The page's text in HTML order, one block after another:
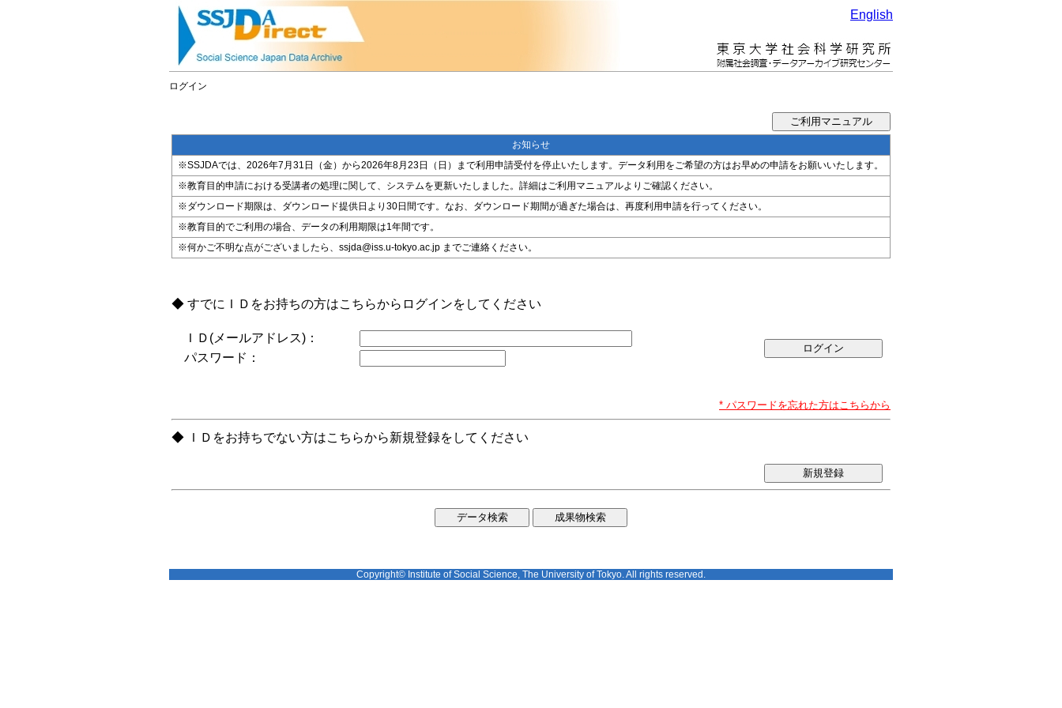
English
ログイン
お知らせ
※SSJDAでは、2026年7月31日（金）から2026年8月23日（日）まで利用申請受付を停止いたします。データ利用をご希望の方はお早めの申請をお願いいたします。
※教育目的申請における受講者の処理に関して、システムを更新いたしました。詳細はご利用マニュアルよりご確認ください。
※ダウンロード期限は、ダウンロード提供日より30日間です。なお、ダウンロード期間が過ぎた場合は、再度利用申請を行ってください。
※教育目的でご利用の場合、データの利用期限は1年間です。
※何かご不明な点がございましたら、ssjda@iss.u-tokyo.ac.jp までご連絡ください。
◆ すでにＩＤをお持ちの方はこちらからログインをしてください
ＩＤ(メールアドレス)：
パスワード：
* パスワードを忘れた方はこちらから
◆ ＩＤをお持ちでない方はこちらから新規登録をしてください
新規登録
Copyright© Institute of Social Science, The University of Tokyo. All rights reserved.